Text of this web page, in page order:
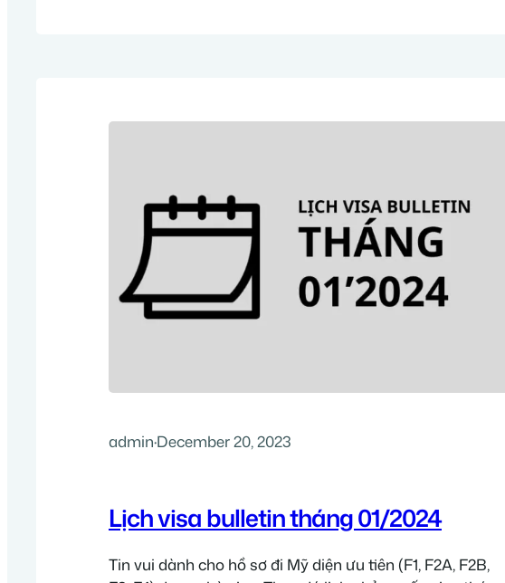
admin·December 20, 2023
Lịch visa bulletin tháng 01/2024
Tin vui dành cho hồ sơ đi Mỹ diện ưu tiên (F1, F2A, F2B,